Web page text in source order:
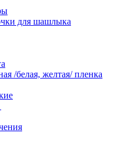
для шашлыка
/белая, желтая/ пленка